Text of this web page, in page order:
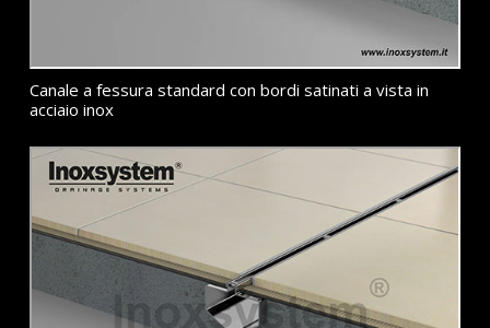
Canale a fessura standard con bordi satinati a vista in
acciaio inox